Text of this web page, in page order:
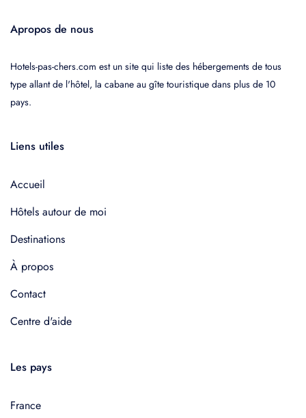
Apropos de nous
Hotels-pas-chers.com est un site qui liste des hébergements de tous
type allant de l'hôtel, la cabane au gîte touristique dans plus de 10
pays.
Liens utiles
Accueil
Hôtels autour de moi
Destinations
À propos
Contact
Centre d'aide
Les pays
France